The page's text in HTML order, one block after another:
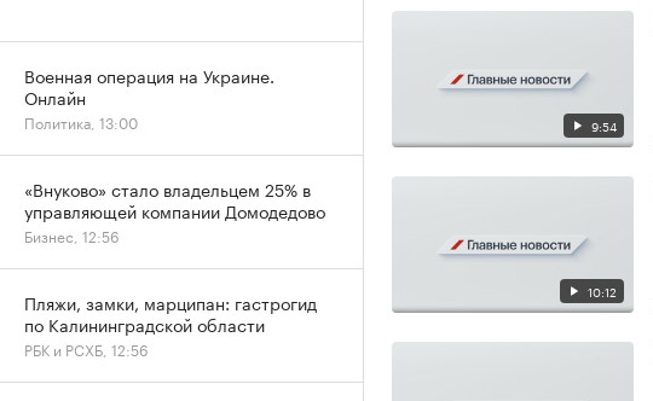
9:54
10:12
Военная операция на Украине.
Онлайн
Политика, 13:00
«Внуково» стало владельцем 25% в
управляющей компании Домодедово
Бизнес, 12:56
Пляжи, замки, марципан: гастрогид
по Калининградской области
РБК и РСХБ, 12:56